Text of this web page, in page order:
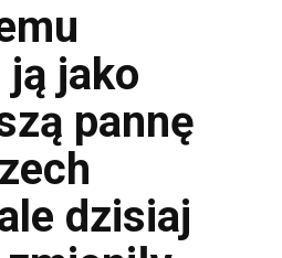
jako
pannę
dzisiaj